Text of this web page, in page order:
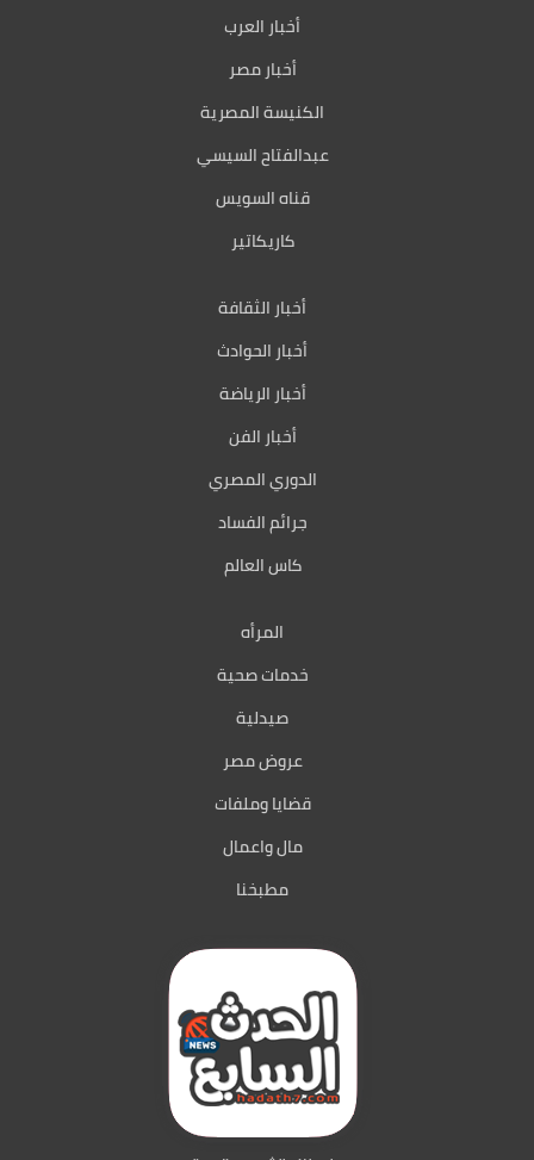
أخبار العرب
أخبار مصر
الكنيسة المصرية
عبدالفتاح السيسي
قناه السويس
كاريكاتير
أخبار الثقافة
أخبار الحوادث
أخبار الرياضة
أخبار الفن
الدوري المصري
جرائم الفساد
كاس العالم
المرأه
خدمات صحية
صيدلية
عروض مصر
قضايا وملفات
مال واعمال
مطبخنا